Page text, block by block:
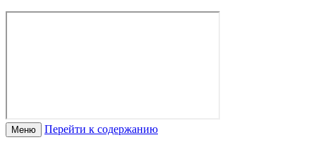
Меню Перейти к содержанию